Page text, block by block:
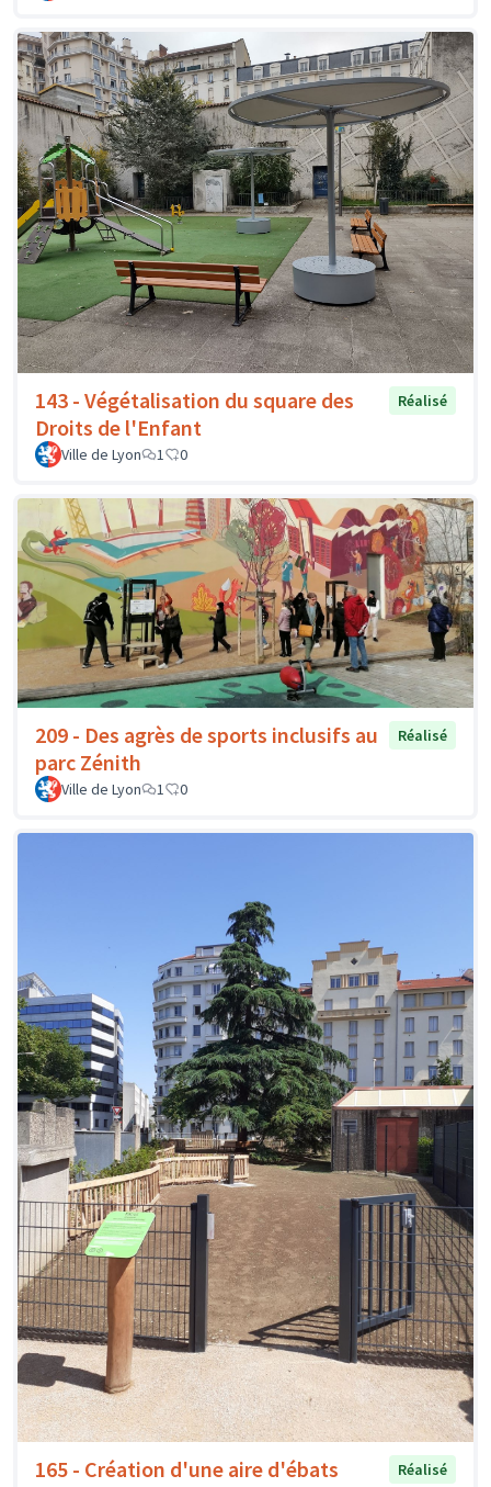
143 - Végétalisation du square des
Droits de l'Enfant
Réalisé
Ville de Lyon 1 0
209 - Des agrès de sports inclusifs au
parc Zénith
Réalisé
Ville de Lyon 1 0
165 - Création d'une aire d'ébats
Réalisé